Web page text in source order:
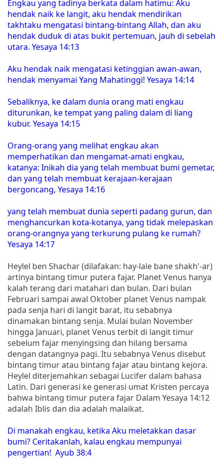
Engkau yang tadinya berkata dalam hatimu: Aku
hendak naik ke langit, aku hendak mendirikan
takhtaku mengatasi bintang-bintang Allah, dan aku
hendak duduk di atas bukit pertemuan, jauh di sebelah
utara. Yesaya 14:13
Aku hendak naik mengatasi ketinggian awan-awan,
hendak menyamai Yang Mahatinggi! Yesaya 14:14
Sebaliknya, ke dalam dunia orang mati engkau
diturunkan, ke tempat yang paling dalam di liang
kubur. Yesaya 14:15
Orang-orang yang melihat engkau akan
memperhatikan dan mengamat-amati engkau,
katanya: Inikah dia yang telah membuat bumi gemetar,
dan yang telah membuat kerajaan-kerajaan
bergoncang, Yesaya 14:16
yang telah membuat dunia seperti padang gurun, dan
menghancurkan kota-kotanya, yang tidak melepaskan
orang-orangnya yang terkurung pulang ke rumah?
Yesaya 14:17
Heylel ben Shachar (dilafakan: hay-lale bane shakh'-ar)
artinya bintang timur putera fajar. Planet Venus hanya
kalah terang dari matahari dan bulan. Dari bulan
Februari sampai awal Oktober planet Venus nampak
pada senja hari di langit barat, itu sebabnya
dinamakan bintang senja. Mulai bulan November
hingga Januari, planet Venus terbit di langit timur
sebelum fajar menyingsing dan hilang bersama
dengan datangnya pagi. Itu sebabnya Venus disebut
bintang timur atau bintang fajar atau bintang kejora.
Heylel diterjemahkan sebagai Lucifer dalam bahasa
Latin. Dari generasi ke generasi umat Kristen percaya
bahwa bintang timur putera fajar Dalam Yesaya 14:12
adalah Iblis dan dia adalah malaikat.
Di manakah engkau, ketika Aku meletakkan dasar
bumi? Ceritakanlah, kalau engkau mempunyai
pengertian! Ayub 38:4